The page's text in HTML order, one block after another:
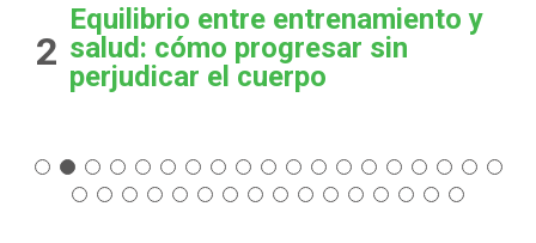
2
Equilibrio entre entrenamiento y
salud: cómo progresar sin
perjudicar el cuerpo